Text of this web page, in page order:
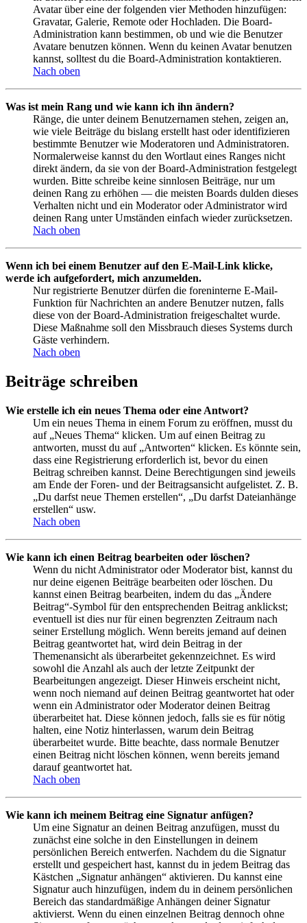
Avatar über eine der folgenden vier Methoden hinzufügen:
Gravatar, Galerie, Remote oder Hochladen. Die Board-
Administration kann bestimmen, ob und wie die Benutzer
Avatare benutzen können. Wenn du keinen Avatar benutzen
kannst, solltest du die Board-Administration kontaktieren.
Nach oben
Was ist mein Rang und wie kann ich ihn ändern?
Ränge, die unter deinem Benutzernamen stehen, zeigen an,
wie viele Beiträge du bislang erstellt hast oder identifizieren
bestimmte Benutzer wie Moderatoren und Administratoren.
Normalerweise kannst du den Wortlaut eines Ranges nicht
direkt ändern, da sie von der Board-Administration festgelegt
wurden. Bitte schreibe keine sinnlosen Beiträge, nur um
deinen Rang zu erhöhen — die meisten Boards dulden dieses
Verhalten nicht und ein Moderator oder Administrator wird
deinen Rang unter Umständen einfach wieder zurücksetzen.
Nach oben
Wenn ich bei einem Benutzer auf den E-Mail-Link klicke,
werde ich aufgefordert, mich anzumelden.
Nur registrierte Benutzer dürfen die foreninterne E-Mail-
Funktion für Nachrichten an andere Benutzer nutzen, falls
diese von der Board-Administration freigeschaltet wurde.
Diese Maßnahme soll den Missbrauch dieses Systems durch
Gäste verhindern.
Nach oben
Beiträge schreiben
Wie erstelle ich ein neues Thema oder eine Antwort?
Um ein neues Thema in einem Forum zu eröffnen, musst du
auf „Neues Thema“ klicken. Um auf einen Beitrag zu
antworten, musst du auf „Antworten“ klicken. Es könnte sein,
dass eine Registrierung erforderlich ist, bevor du einen
Beitrag schreiben kannst. Deine Berechtigungen sind jeweils
am Ende der Foren- und der Beitragsansicht aufgelistet. Z. B.
„Du darfst neue Themen erstellen“, „Du darfst Dateianhänge
erstellen“ usw.
Nach oben
Wie kann ich einen Beitrag bearbeiten oder löschen?
Wenn du nicht Administrator oder Moderator bist, kannst du
nur deine eigenen Beiträge bearbeiten oder löschen. Du
kannst einen Beitrag bearbeiten, indem du das „Ändere
Beitrag“-Symbol für den entsprechenden Beitrag anklickst;
eventuell ist dies nur für einen begrenzten Zeitraum nach
seiner Erstellung möglich. Wenn bereits jemand auf deinen
Beitrag geantwortet hat, wird dein Beitrag in der
Themenansicht als überarbeitet gekennzeichnet. Es wird
sowohl die Anzahl als auch der letzte Zeitpunkt der
Bearbeitungen angezeigt. Dieser Hinweis erscheint nicht,
wenn noch niemand auf deinen Beitrag geantwortet hat oder
wenn ein Administrator oder Moderator deinen Beitrag
überarbeitet hat. Diese können jedoch, falls sie es für nötig
halten, eine Notiz hinterlassen, warum dein Beitrag
überarbeitet wurde. Bitte beachte, dass normale Benutzer
einen Beitrag nicht löschen können, wenn bereits jemand
darauf geantwortet hat.
Nach oben
Wie kann ich meinem Beitrag eine Signatur anfügen?
Um eine Signatur an deinen Beitrag anzufügen, musst du
zunächst eine solche in den Einstellungen in deinem
persönlichen Bereich entwerfen. Nachdem du die Signatur
erstellt und gespeichert hast, kannst du in jedem Beitrag das
Kästchen „Signatur anhängen“ aktivieren. Du kannst eine
Signatur auch hinzufügen, indem du in deinem persönlichen
Bereich das standardmäßige Anhängen deiner Signatur
aktivierst. Wenn du einen einzelnen Beitrag dennoch ohne